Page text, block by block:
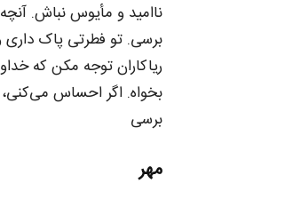
ناامید و مأیوس نباش.
برسی. تو فطرتی پاک
ریاکاران توجه مکن که
بخواه. اگر احساس
برسی
مهر